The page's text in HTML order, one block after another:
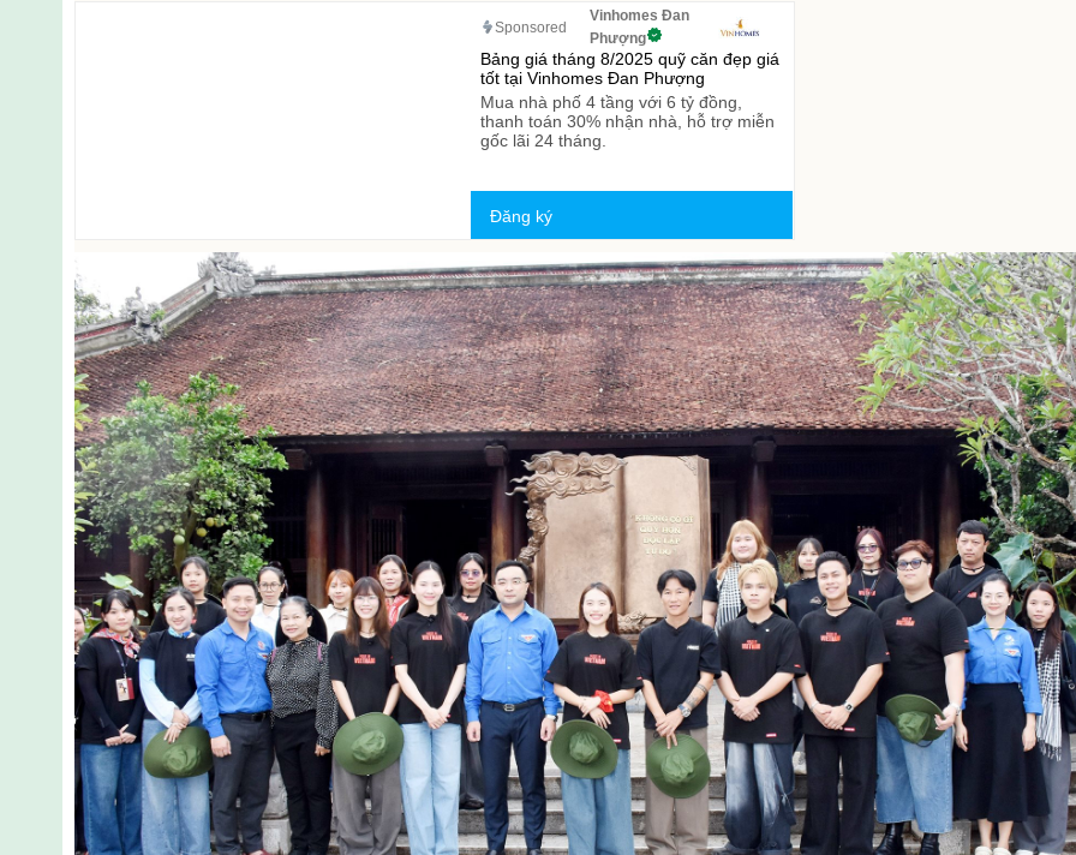
Sponsored
Vinhomes Đan
Phượng
Bảng giá tháng 8/2025 quỹ căn đẹp giá
tốt tại Vinhomes Đan Phượng
Mua nhà phố 4 tầng với 6 tỷ đồng,
thanh toán 30% nhận nhà, hỗ trợ miễn
gốc lãi 24 tháng.
Đăng ký